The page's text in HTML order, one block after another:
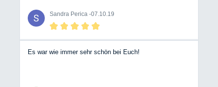
Sandra Perica -07.10.19
Es war wie immer sehr schön bei Euch!